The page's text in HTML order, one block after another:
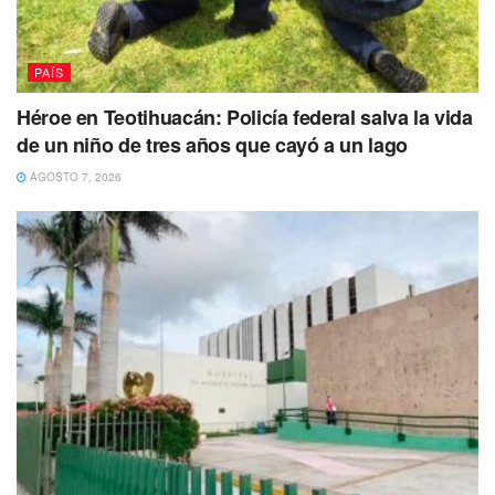
Matamoros, Tamaulipas por temas relacionados con el
trasiego de estupefacientes.
Una de los secuestrados en Tamaulipas, responde al
nombre de Eric James Williams, nacido el 14 de
septiembre de 1984 y con domicilio registrado en Winston
Salem, NC 27101, sus antecedentes penales son los de
vender drogas cerca de una escuela.
PAÍS
Héroe en Teotihuacán: Policía federal salva la vida
de un niño de tres años que cayó a un lago
AGOSTO 7, 2026